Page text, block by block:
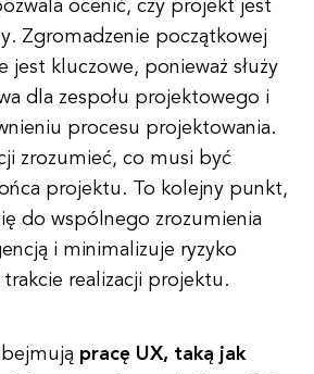
ocenić, czy projekt jest
Zgromadzenie początkowej
jest kluczowe, ponieważ służy
dla zespołu projektowego i
procesu projektowania.
zrozumieć, co musi być
projektu. To kolejny punkt,
do wspólnego zrozumienia
i minimalizuje ryzyko
realizacji projektu.
pracę UX, taką jak